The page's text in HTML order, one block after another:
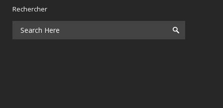
Rechercher